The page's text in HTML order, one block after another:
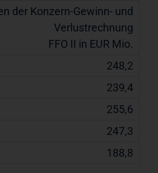
FFO II in EUR Mio.
248,2
239,4
255,6
247,3
188,8